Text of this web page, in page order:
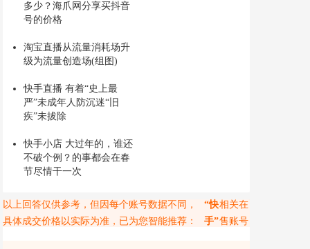
多少？海爪网分享买抖音
号的价格
淘宝直播从流量消耗场升
级为流量创造场(组图)
快手直播 有着“史上最
严”未成年人防沉迷“旧
疾”未拔除
快手小店 大过年的，谁还
不破个例？的事都会在春
节尽情干一次
以上回答仅供参考，但因每个账号数据不同，
具体成交价格以实际为准，已为您智能推荐：
“快
手”
相关在
售账号